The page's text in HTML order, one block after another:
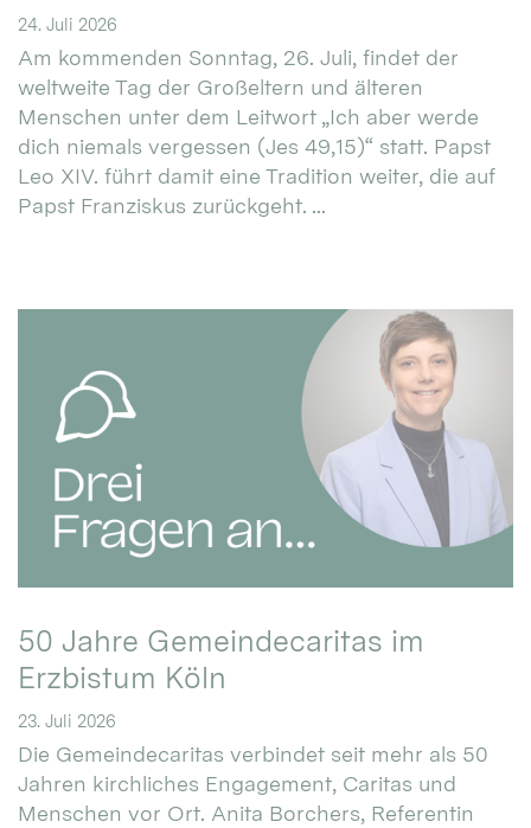
24. Juli 2026
Am kommenden Sonntag, 26. Juli, findet der
weltweite Tag der Großeltern und älteren
Menschen unter dem Leitwort „Ich aber werde
dich niemals vergessen (Jes 49,15)“ statt. Papst
Leo XIV. führt damit eine Tradition weiter, die auf
Papst Franziskus zurückgeht. ...
50 Jahre Gemeindecaritas im
Erzbistum Köln
23. Juli 2026
Die Gemeindecaritas verbindet seit mehr als 50
Jahren kirchliches Engagement, Caritas und
Menschen vor Ort. Anita Borchers, Referentin